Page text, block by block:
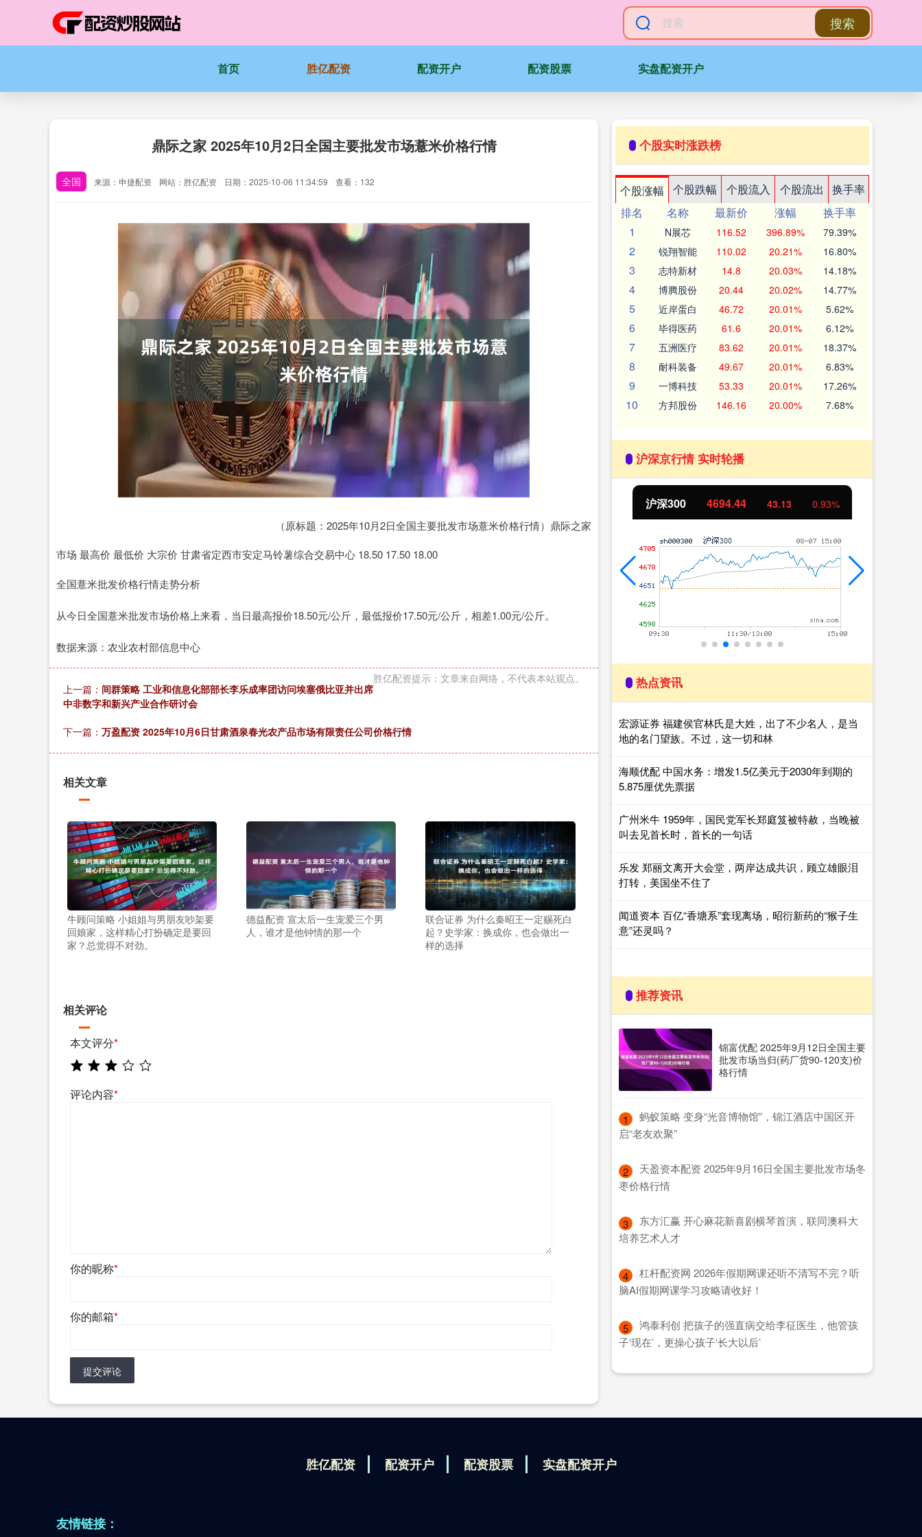
搜索
首页 胜亿配资 配资开户 配资股票 实盘配资开户
鼎际之家 2025年10月2日全国主要批发市场薏米价格行情
全国 来源：申捷配资 网站：胜亿配资 日期：2025-10-06 11:34:59 查看：132
（原标题：2025年10月2日全国主要批发市场薏米价格行情）鼎际之家
市场 最高价 最低价 大宗价 甘肃省定西市安定马铃薯综合交易中心 18.50 17.50 18.00
全国薏米批发价格行情走势分析
从今日全国薏米批发市场价格上来看，当日最高报价18.50元/公斤，最低报价17.50元/公斤，相差1.00元/公斤。
数据来源：农业农村部信息中心
胜亿配资提示：文章来自网络，不代表本站观点。
上一篇： 间群策略 工业和信息化部部长李乐成率团访问埃塞俄比亚并出席
中非数字和新兴产业合作研讨会
下一篇： 万盈配资 2025年10月6日甘肃酒泉春光农产品市场有限责任公司价格行情
相关文章
牛顾问策略 小姐姐与男朋友吵架要
回娘家，这样精心打扮确定是要回
家？总觉得不对劲。
德益配资 宣太后一生宠爱三个男
人，谁才是他钟情的那一个
联合证券 为什么秦昭王一定赐死白
起？史学家：换成你，也会做出一
样的选择
相关评论
本文评分*
评论内容*
你的昵称*
你的邮箱*
提交评论
个股实时涨跌榜
个股涨幅 个股跌幅 个股流入 个股流出
换手率
排名
名称 最新价 涨幅
换手率
1
N展芯 116.52 396.89% 79.39%
2 锐翔智能 110.02 20.21% 16.80%
3 志特新材 14.8 20.03% 14.18%
4 博腾股份 20.44 20.02% 14.77%
5 近岸蛋白 46.72 20.01% 5.62%
6 毕得医药 61.6 20.01% 6.12%
7 五洲医疗 83.62 20.01% 18.37%
8 耐科装备 49.67 20.01% 6.83%
9 一博科技 53.33 20.01% 17.26%
10 方邦股份 146.16 20.00% 7.68%
沪深京行情 实时轮播
沪深300 4694.44 43.13 0.93%
热点资讯
宏源证券 福建侯官林氏是大姓，出了不少名人，是当
地的名门望族。不过，这一切和林
海顺优配 中国水务：增发1.5亿美元于2030年到期的
5.875厘优先票据
广州米牛 1959年，国民党军长郑庭笈被特赦，当晚被
叫去见首长时，首长的一句话
乐发 郑丽文离开大会堂，两岸达成共识，顾立雄眼泪
打转，美国坐不住了
闻道资本 百亿“香塘系”套现离场，昭衍新药的“猴子生
意”还灵吗？
推荐资讯
锦富优配 2025年9月12日全国主要
批发市场当归(药厂货90-120支)价
格行情
1
​蚂蚁策略 变身“光音博物馆”，锦江酒店中国区开
启“老友欢聚”
2
​天盈资本配资 2025年9月16日全国主要批发市场冬
枣价格行情
3
​东方汇赢 开心麻花新喜剧横琴首演，联同澳科大
培养艺术人才
4
​杠杆配资网 2026年假期网课还听不清写不完？听
脑AI假期网课学习攻略请收好！
5
​鸿泰利创 把孩子的强直病交给李征医生，他管孩
子‘现在’，更操心孩子‘长大以后’
胜亿配资 配资开户 配资股票 实盘配资开户
友情链接：